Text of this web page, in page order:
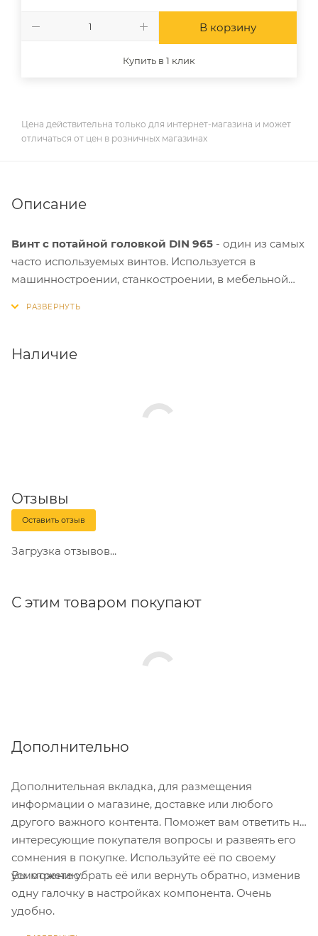
В корзину
Купить в 1 клик
Цена действительна только для интернет-магазина и может
отличаться от цен в розничных магазинах
Описание
Винт с потайной головкой DIN 965 - один из самых
часто используемых винтов. Используется в
машинностроении, станкостроении, в мебельной
нагрузкам, а также допускается установка крепежа
в агрессивных средах и при высоких температурах.
Наличие
Отзывы
Оставить отзыв
Загрузка отзывов...
С этим товаром покупают
Дополнительно
Дополнительная вкладка, для размещения
информации о магазине, доставке или любого
другого важного контента. Поможет вам ответить на
интересующие покупателя вопросы и развеять его
сомнения в покупке. Используйте её по своему
усмотрению.
Вы можете убрать её или вернуть обратно, изменив
одну галочку в настройках компонента. Очень
удобно.